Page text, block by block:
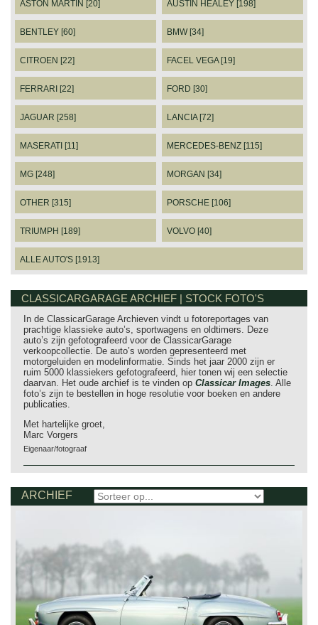
ASTON MARTIN [20] AUSTIN HEALEY [198]
BENTLEY [60] BMW [34]
CITROEN [22] FACEL VEGA [19]
FERRARI [22] FORD [30]
JAGUAR [258] LANCIA [72]
MASERATI [11] MERCEDES-BENZ [115]
MG [248] MORGAN [34]
OTHER [315] PORSCHE [106]
TRIUMPH [189] VOLVO [40]
ALLE AUTO'S [1913]
CLASSICARGARAGE ARCHIEF | STOCK FOTO'S
In de ClassicarGarage Archieven vindt u fotoreportages van
prachtige klassieke auto’s, sportwagens en oldtimers. Deze
auto’s zijn gefotografeerd voor de ClassicarGarage
verkoopcollectie. De auto’s worden gepresenteerd met
motorgeluiden en modelinformatie. Sinds het jaar 2000 zijn er
ruim 5000 klassiekers gefotografeerd, hier tonen wij een selectie
daarvan. Het oude archief is te vinden op Classicar Images . Alle
foto’s zijn te bestellen in hoge resolutie voor boeken en andere
publicaties.
Met hartelijke groet,
Marc Vorgers
Eigenaar/fotograaf
ARCHIEF